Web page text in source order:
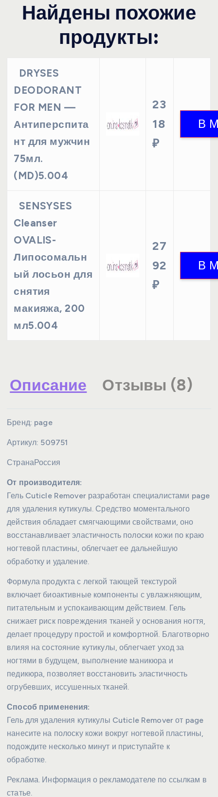
Найдены похожие
продукты:
DRYSES
DEODORANT
FOR MEN —
Антиперспита
нт для мужчин
75мл.
(MD)5.004
23
18
₽
SENSYSES
Cleanser
OVALIS-
Липосомальн
ый лосьон для
снятия
макияжа, 200
мл5.004
27
92
₽
Описание Отзывы (8)
Бренд: page
Артикул: 509751
СтранаРоссия
От производителя:
Гель Cuticle Remover разработан специалистами page
для удаления кутикулы. Средство моментального
действия обладает смягчающими свойствами, оно
восстанавливает эластичность полоски кожи по краю
ногтевой пластины, облегчает ее дальнейшую
обработку и удаление.
Формула продукта с легкой тающей текстурой
включает биоактивные компоненты с увлажняющим,
питательным и успокаивающим действием. Гель
снижает риск повреждения тканей у основания ногтя,
делает процедуру простой и комфортной. Благотворно
влияя на состояние кутикулы, облегчает уход за
ногтями в будущем, выполнение маникюра и
педикюра, позволяет восстановить эластичность
огрубевших, иссушенных тканей.
Способ применения:
Гель для удаления кутикулы Cuticle Remover от page
нанесите на полоску кожи вокруг ногтевой пластины,
подождите несколько минут и приступайте к
обработке.
Реклама. Информация о рекламодателе по ссылкам в
статье.